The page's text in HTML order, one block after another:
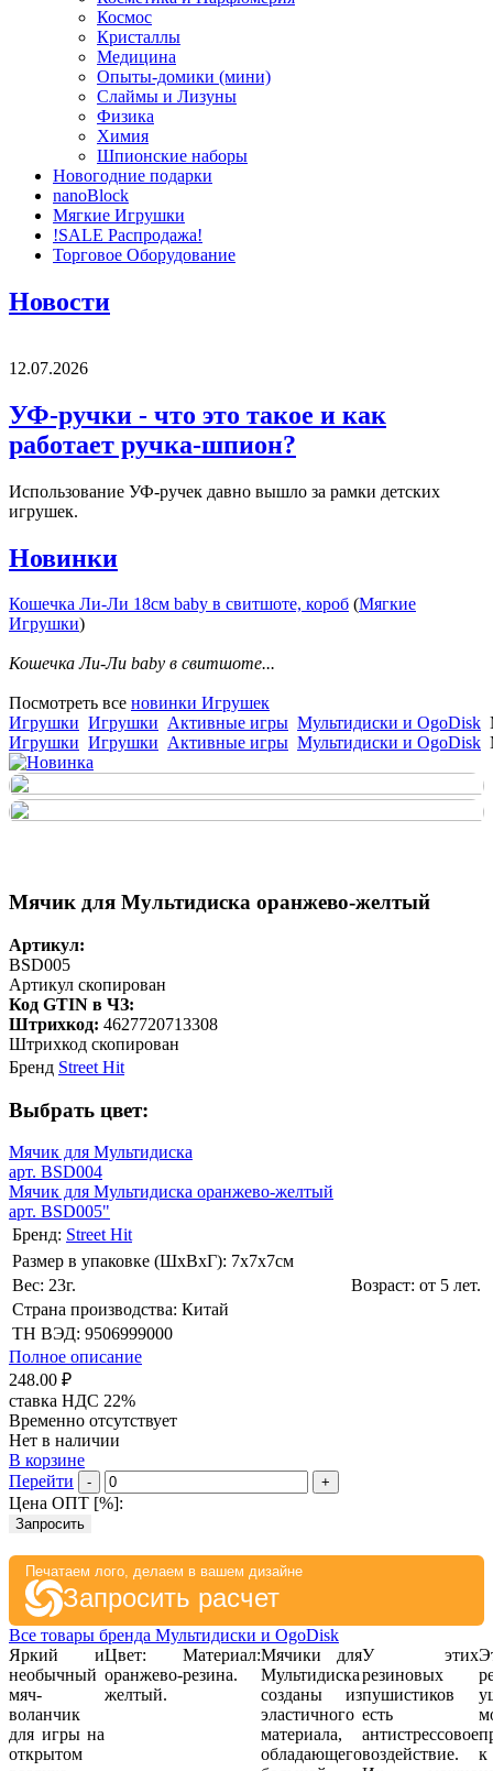
Космос
Кристаллы
Медицина
Опыты-домики (мини)
Слаймы и Лизуны
Физика
Химия
Шпионские наборы
Новогодние подарки
nanoBlock
Мягкие Игрушки
!SALE Распродажа!
Торговое Оборудование
Новости
12.07.2026
УФ-ручки - что это такое и как
работает ручка-шпион?
Использование УФ-ручек давно вышло за рамки детских
игрушек.
Новинки
Кошечка Ли-Ли 18см baby в свитшоте, короб (Мягкие
Игрушки)
Кошечка Ли-Ли baby в свитшоте...
Посмотреть все новинки Игрушек
Игрушки Игрушки Активные игры Мультидиски и OgoDisk
Игрушки Игрушки Активные игры Мультидиски и OgoDisk
Мячик для Мультидиска оранжево-желтый
Артикул:
BSD005
Артикул скопирован
Код GTIN в ЧЗ:
Штрихкод: 4627720713308
Штрихкод скопирован
Бренд Street Hit
Выбрать цвет:
Мячик для Мультидиска
арт. BSD004
Мячик для Мультидиска оранжево-желтый
арт. BSD005"
Бренд: Street Hit
Размер в упаковке (ШхВxГ): 7х7х7cм
Вес: 23г.
Возраст: от 5 лет.
Страна производства: Китай
ТН ВЭД: 9506999000
Полное описание
248.00 ₽
ставка НДС 22%
Временно отсутствует
Нет в наличии
В корзине
Перейти
- +
Цена ОПТ [%]:
Запросить
Печатаем лого, делаем в вашем дизайне
Запросить расчет
Все товары бренда Мультидиски и OgoDisk
Яркий и
необычный
мяч-
воланчик
для игры на
открытом
Цвет:
оранжево-
желтый.
Материал:
резина.
Мячики для
Мультидиска
созданы из
эластичного
материала,
обладающего
У этих
резиновых
пушистиков
есть
антистрессовое
воздействие.